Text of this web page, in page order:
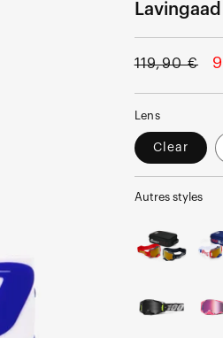
Lavingaad
Prix
119,90 €
Lens
Clear
Autres styles